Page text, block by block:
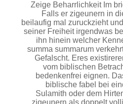
Zeige Beharrlichkeit Im
Falls er zigeunern in
beilaufig mal zuruckzieht
seiner Freiheit irgendwas
ihn hinein welcher
summa summarum
Gefalscht. Eres
vom biblischen
bedenkenfrei eignen.
biblische fabel bei
Sulamith oder dem